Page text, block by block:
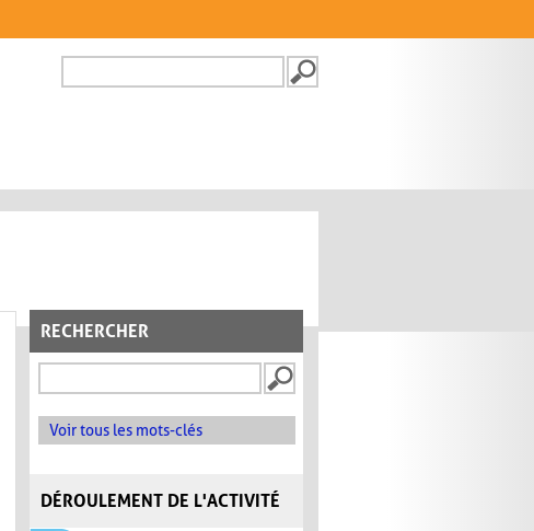
FORMULAIRE DE
RECHERCHER
Voir tous les mots-clés
DÉROULEMENT DE L'ACTIVITÉ